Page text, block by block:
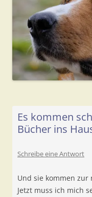
Es kommen
Bücher ins
Schreibe eine Antwort
Und sie kommen zur
Jetzt muss ich mich